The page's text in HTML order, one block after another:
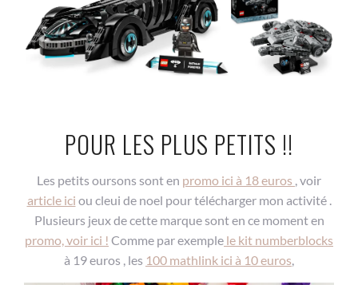
POUR LES PLUS PETITS !!
Les petits oursons sont en promo ici à 18 euros , voir
article ici ou cleui de noel pour télécharger mon activité .
Plusieurs jeux de cette marque sont en ce moment en
promo, voir ici ! Comme par exemple le kit numberblocks
à 19 euros , les 100 mathlink ici à 10 euros,